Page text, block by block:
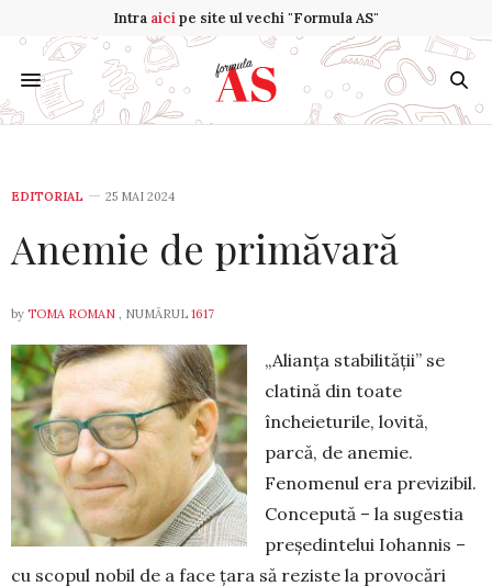
Intra aicipe site ul vechi "Formula AS"
EDITORIAL 25 MAI 2024
Anemie de primăvară
by TOMA ROMAN , NUMĂRUL 1617
„Alianţa stabilității” se
clatină din toate
încheieturile, lovită,
parcă, de anemie.
Fenomenul era previzibil.
Concepută – la sugestia
președintelui Iohannis –
cu scopul nobil de a face țara să reziste la provocări